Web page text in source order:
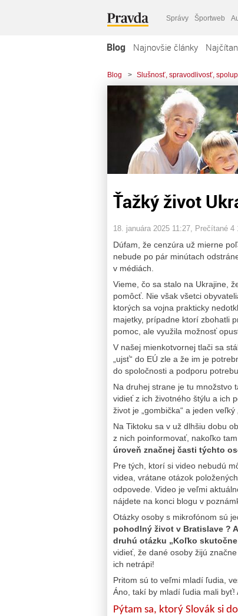
Správy Športweb
Blog Najnovšie články
Blog > Slušnosť, spravodlivosť,
Ťažký život
18. januára 2025 11:27 , Prečítané 4
Dúfam, že cenzúra už mierne
nebude po pár minútach
v médiách.
Vieme, čo sa stalo na Ukrajine,
pomôcť. Nie však všetci
ktorých sa vojna prakticky
majetky, prípadne ktorí zbohatli
pomoc, ale využila možnosť
V našej mienkotvornej tlači sa
„ujsť“ do EÚ zle a že im je
do spoločnosti a podporu
Na druhej strane je tu množstvo
vidieť z ich životného štýlu a ich
život je „gombička“ a jeden veľký
Na Tiktoku sa v už dlhšiu dobu
z nich poinformovať, nakoľko
úroveň značnej časti týchto
Pre tých, ktorí si video nebudú
videa, vrátane otázok
odpovede. Video je veľmi
nájdete na konci blogu v
Otázky osoby s mikrofónom sú
pohodlný život v Bratislave ?
druhú otázku „Koľko
vidieť, že dané osoby žijú
ich netrápi!
Pritom sú to veľmi mladí ľudia,
Áno, takí by mladí ľudia mali
Pýtam sa, ktorý Slovák si